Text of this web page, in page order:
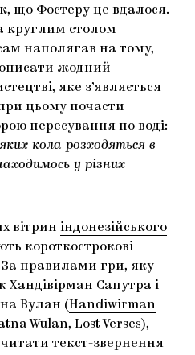
що Фостеру це вдалося.
круглим столом
наполягав на тому,
жодний
яке з’являється
цьому почасти
пересування по воді:
кола розходяться в
у різних
вітрин індонезійського
короткострокові
За правилами гри, яку
Сапутра і
Вулан (Handiwirman
Wulan, Lost Verses),
текст-звернення